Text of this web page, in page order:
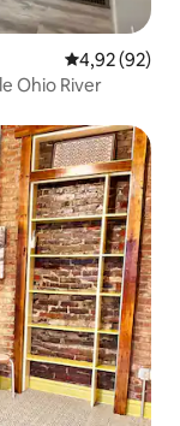
Gemiddelde
4,92 (92)
Ohio River